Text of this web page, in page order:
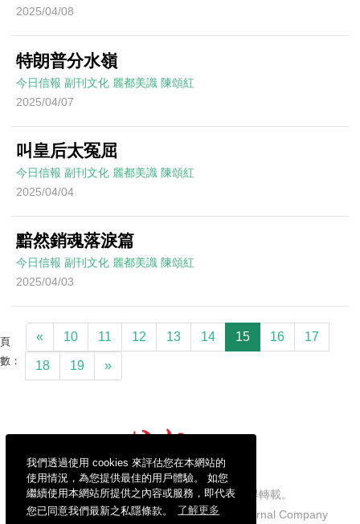
我們透過使用 cookies 來評估您在本網站的
使用情況，為您提供最佳的用戶體驗。 如您
繼續使用本網站所提供之內容或服務，即代表
您已同意我們最新之私隱條款。
了解更多
2025/04/08
特朗普分水嶺
今日信報 副刊文化 麗都美識 陳頌紅
2025/04/07
叫皇后太冤屈
今日信報 副刊文化 麗都美識 陳頌紅
2025/04/04
黯然銷魂落淚篇
今日信報 副刊文化 麗都美識 陳頌紅
2025/04/03
頁
數：
« 10 11 12 13 14 15 16 17
18 19 »
信報財經新聞有限公司版權所有，不得轉載。
Copyright © 2026 Hong Kong Economic Journal Company